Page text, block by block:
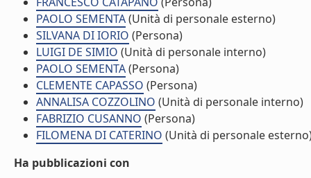
PAOLO SEMENTA(Unità di personale esterno)
SILVANA DI IORIO (Persona)
LUIGI DE SIMIO (Unità di personale interno)
PAOLO SEMENTA(Persona)
CLEMENTE CAPASSO (Persona)
ANNALISA COZZOLINO (Unità di personale interno)
FABRIZIO CUSANNO (Persona)
FILOMENA DI CATERINO (Unità di personale
Ha pubblicazioni con